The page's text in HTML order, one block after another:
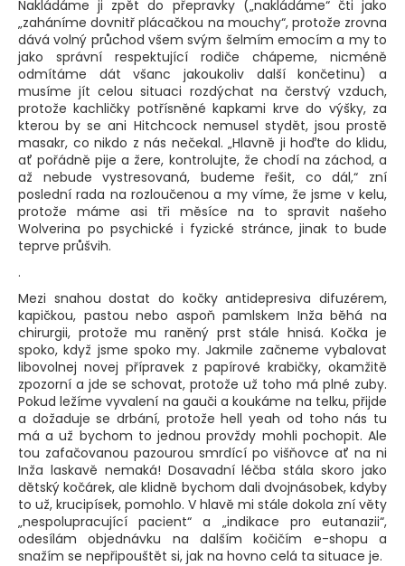
Nakládáme ji zpět do přepravky („nakládáme“ čti jako
„zaháníme dovnitř plácačkou na mouchy“, protože zrovna
dává volný průchod všem svým šelmím emocím a my to
jako správní respektující rodiče chápeme, nicméně
odmítáme dát všanc jakoukoliv další končetinu) a
musíme jít celou situaci rozdýchat na čerstvý vzduch,
protože kachličky potřísněné kapkami krve do výšky, za
kterou by se ani Hitchcock nemusel stydět, jsou prostě
masakr, co nikdo z nás nečekal. „Hlavně ji hoďte do klidu,
ať pořádně pije a žere, kontrolujte, že chodí na záchod, a
až nebude vystresovaná, budeme řešit, co dál,“ zní
poslední rada na rozloučenou a my víme, že jsme v kelu,
protože máme asi tři měsíce na to spravit našeho
Wolverina po psychické i fyzické stránce, jinak to bude
teprve průšvih.
.
Mezi snahou dostat do kočky antidepresiva difuzérem,
kapičkou, pastou nebo aspoň pamlskem Inža běhá na
chirurgii, protože mu raněný prst stále hnisá. Kočka je
spoko, když jsme spoko my. Jakmile začneme vybalovat
libovolnej novej přípravek z papírové krabičky, okamžitě
zpozorní a jde se schovat, protože už toho má plné zuby.
Pokud ležíme vyvalení na gauči a koukáme na telku, přijde
a dožaduje se drbání, protože hell yeah od toho nás tu
má a už bychom to jednou provždy mohli pochopit. Ale
tou zafačovanou pazourou smrdící po višňovce ať na ni
Inža laskavě nemaká! Dosavadní léčba stála skoro jako
dětský kočárek, ale klidně bychom dali dvojnásobek, kdyby
to už, krucipísek, pomohlo. V hlavě mi stále dokola zní věty
„nespolupracující pacient“ a „indikace pro eutanazii“,
odesílám objednávku na dalším kočičím e-shopu a
snažím se nepřipouštět si, jak na hovno celá ta situace je.